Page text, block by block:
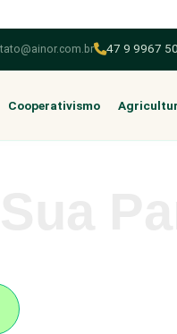
47 9 9967
Cooperativismo